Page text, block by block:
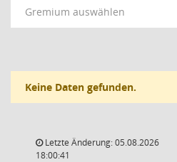
Gremium auswählen
Keine Daten gefunden.
Letzte Änderung: 05.08.2026
18:00:41